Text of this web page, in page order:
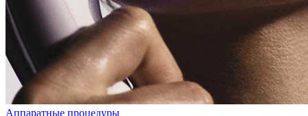
Аппаратные процедуры